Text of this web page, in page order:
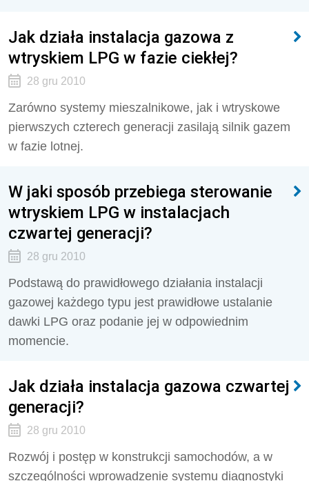
Jak działa instalacja gazowa z
wtryskiem LPG w fazie ciekłej?
28 gru 2010
Zarówno systemy mieszalnikowe, jak i wtryskowe
pierwszych czterech generacji zasilają silnik gazem
w fazie lotnej.
W jaki sposób przebiega sterowanie
wtryskiem LPG w instalacjach
czwartej generacji?
28 gru 2010
Podstawą do prawidłowego działania instalacji
gazowej każdego typu jest prawidłowe ustalanie
dawki LPG oraz podanie jej w odpowiednim
momencie.
Jak działa instalacja gazowa czwartej
generacji?
28 gru 2010
Rozwój i postęp w konstrukcji samochodów, a w
szczególności wprowadzenie systemu diagnostyki